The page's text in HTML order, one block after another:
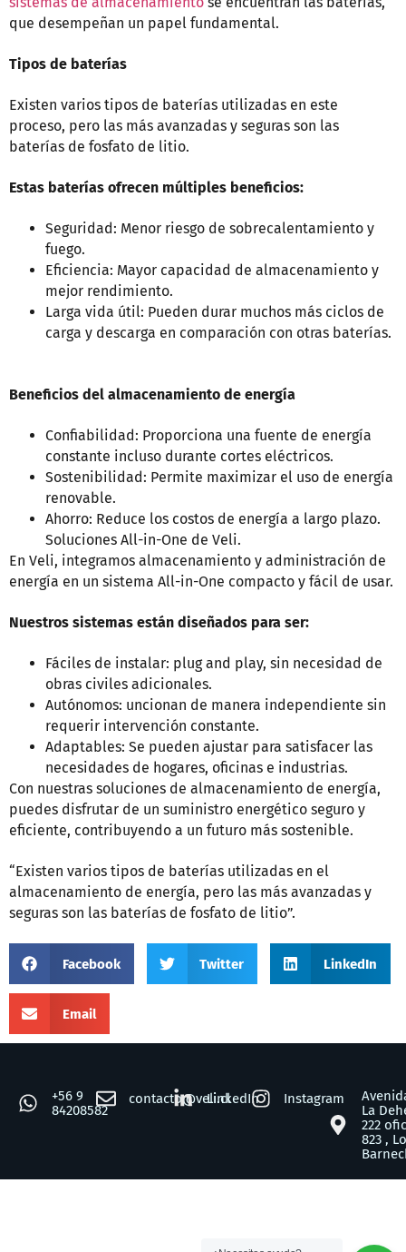
que desempeñan un papel fundamental.
Tipos de baterías
Existen varios tipos de baterías utilizadas en este
proceso, pero las más avanzadas y seguras son las
baterías de fosfato de litio.
Estas baterías ofrecen múltiples beneficios:
Seguridad: Menor riesgo de sobrecalentamiento y
fuego.
Eficiencia: Mayor capacidad de almacenamiento y
mejor rendimiento.
Larga vida útil: Pueden durar muchos más ciclos de
carga y descarga en comparación con otras baterías.
Beneficios del almacenamiento de energía
Confiabilidad: Proporciona una fuente de energía
constante incluso durante cortes eléctricos.
Sostenibilidad: Permite maximizar el uso de energía
renovable.
Ahorro: Reduce los costos de energía a largo plazo.
Soluciones All-in-One de Veli.
En Veli, integramos almacenamiento y administración de
energía en un sistema All-in-One compacto y fácil de usar.
Nuestros sistemas están diseñados para ser:
Fáciles de instalar: plug and play, sin necesidad de
obras civiles adicionales.
Autónomos: uncionan de manera independiente sin
requerir intervención constante.
Adaptables: Se pueden ajustar para satisfacer las
necesidades de hogares, oficinas e industrias.
Con nuestras soluciones de almacenamiento de energía,
puedes disfrutar de un suministro energético seguro y
eficiente, contribuyendo a un futuro más sostenible.
“Existen varios tipos de baterías utilizadas en el
almacenamiento de energía, pero las más avanzadas y
seguras son las baterías de fosfato de litio”.
Facebook Twitter LinkedIn
Email
+56 9
84208582
contacto@veli.clLinkedIn Instagram
La
222
823 , Lo